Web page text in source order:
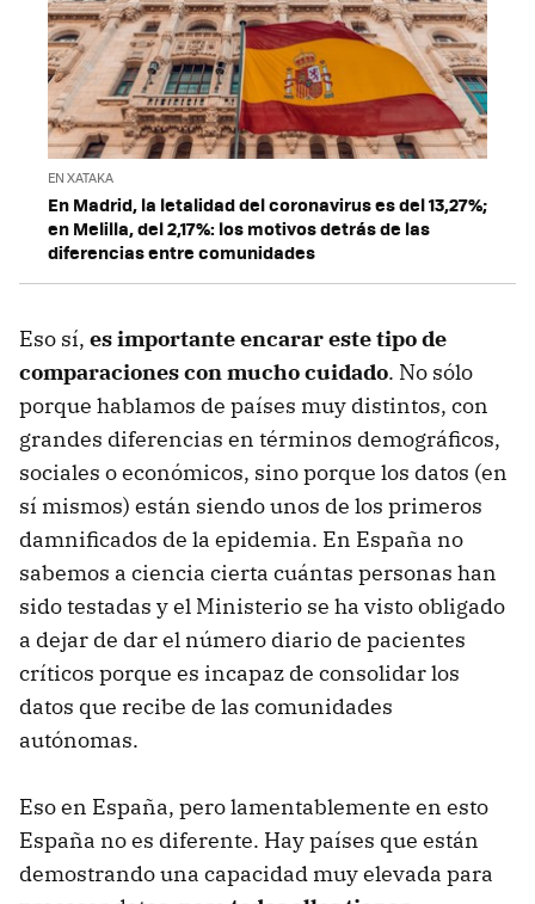
EN XATAKA
En Madrid, la letalidad del coronavirus es del 13,27%;
en Melilla, del 2,17%: los motivos detrás de las
diferencias entre comunidades
Eso sí, es importante encarar este tipo de
comparaciones con mucho cuidado. No sólo
porque hablamos de países muy distintos, con
grandes diferencias en términos demográficos,
sociales o económicos, sino porque los datos (en
sí mismos) están siendo unos de los primeros
damnificados de la epidemia. En España no
sabemos a ciencia cierta cuántas personas han
sido testadas y el Ministerio se ha visto obligado
a dejar de dar el número diario de pacientes
críticos porque es incapaz de consolidar los
datos que recibe de las comunidades
autónomas.
Eso en España, pero lamentablemente en esto
España no es diferente. Hay países que están
demostrando una capacidad muy elevada para